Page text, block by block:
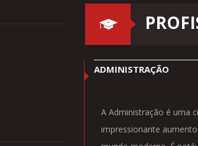
ADMINISTRAÇÃO
A Administração é uma
impressionante